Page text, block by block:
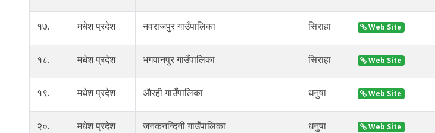
१७. मधेश प्रदेश नवराजपुर गाउँपालिका सिराहा Web Site
१८. मधेश प्रदेश भगवानपुर गाउँपालिका सिराहा Web Site
१९. मधेश प्रदेश औरही गाउँपालिका धनुषा Web Site
२०. मधेश प्रदेश जनकनन्दिनी गाउँपालिका धनुषा Web Site